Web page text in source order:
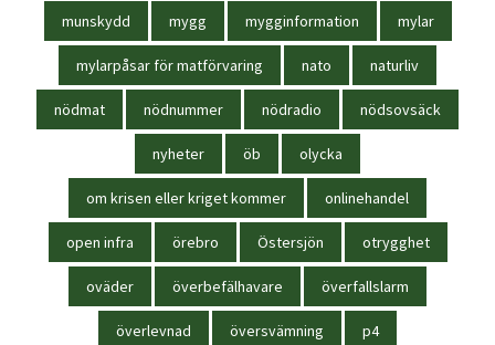
munskydd mygg mygginformation mylar
mylarpåsar för matförvaring nato naturliv
nödmat nödnummer nödradio nödsovsäck
nyheter öb olycka
om krisen eller kriget kommer onlinehandel
open infra örebro Östersjön otrygghet
oväder överbefälhavare överfallslarm
överlevnad översvämning p4